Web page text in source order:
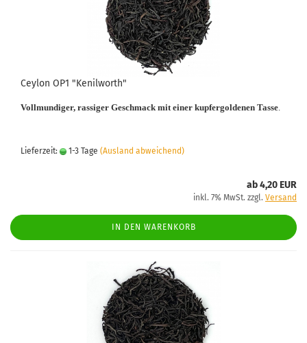
Ceylon OP1 "Kenilworth"
Vollmundiger, rassiger Geschmack mit einer kupfergoldenen Tasse.
Lieferzeit: 1-3 Tage (Ausland abweichend)
ab 4,20 EUR
inkl. 7% MwSt. zzgl. Versand
IN DEN WARENKORB